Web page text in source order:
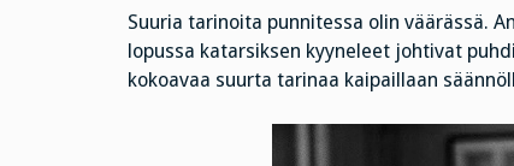
Suuria tarinoita punnitessa olin väärässä.
lopussa katarsiksen kyyneleet johtivat
kokoavaa suurta tarinaa kaipaillaan